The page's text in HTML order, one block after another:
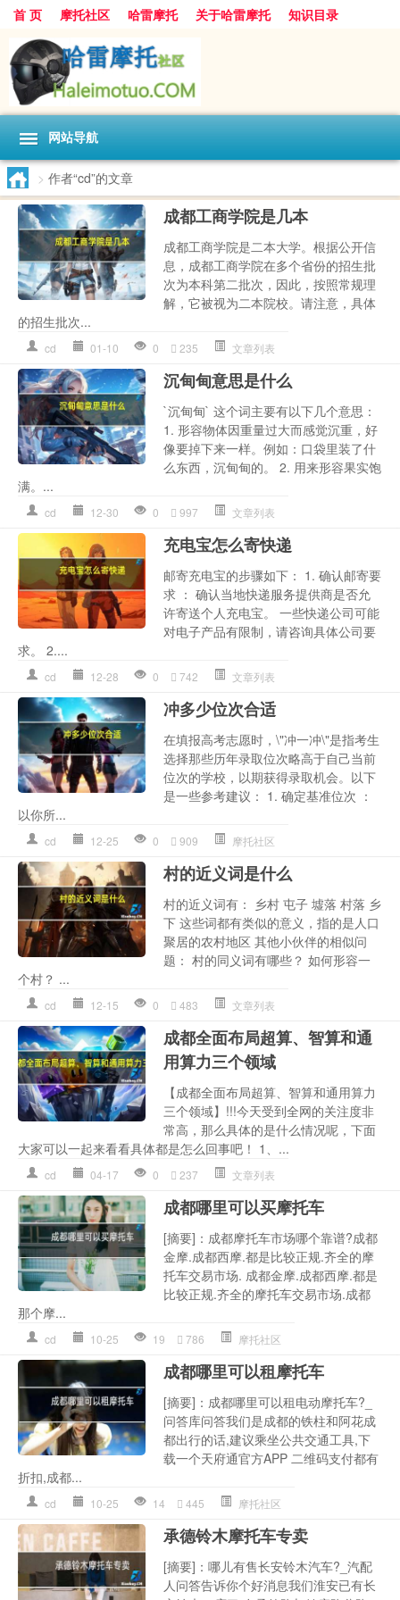
首 页 摩托社区 哈雷摩托 关于哈雷摩托 知识目录
网站导航
> 作者“cd”的文章
成都工商学院是几本
成都工商学院是二本大学。根据公开信
息，成都工商学院在多个省份的招生批
次为本科第二批次，因此，按照常规理
解，它被视为二本院校。请注意，具体
的招生批次...
cd 01-10 0 235 文章列表
沉甸甸意思是什么
`沉甸甸` 这个词主要有以下几个意思：
1. 形容物体因重量过大而感觉沉重，好
像要掉下来一样。例如：口袋里装了什
么东西，沉甸甸的。 2. 用来形容果实饱
满。...
cd 12-30 0 997 文章列表
充电宝怎么寄快递
邮寄充电宝的步骤如下： 1. 确认邮寄要
求 ： 确认当地快递服务提供商是否允
许寄送个人充电宝。 一些快递公司可能
对电子产品有限制，请咨询具体公司要
求。 2....
cd 12-28 0 742 文章列表
冲多少位次合适
在填报高考志愿时，\"冲一冲\"是指考生
选择那些历年录取位次略高于自己当前
位次的学校，以期获得录取机会。以下
是一些参考建议： 1. 确定基准位次 ：
以你所...
cd 12-25 0 909 摩托社区
村的近义词是什么
村的近义词有： 乡村 屯子 墟落 村落 乡
下 这些词都有类似的意义，指的是人口
聚居的农村地区 其他小伙伴的相似问
题： 村的同义词有哪些？ 如何形容一
个村？ ...
cd 12-15 0 483 文章列表
成都全面布局超算、智算和通
用算力三个领域
【成都全面布局超算、智算和通用算力
三个领域】!!!今天受到全网的关注度非
常高，那么具体的是什么情况呢，下面
大家可以一起来看看具体都是怎么回事吧！ 1、...
cd 04-17 0 237 文章列表
成都哪里可以买摩托车
[摘要]：成都摩托车市场哪个靠谱?成都
金摩.成都西摩.都是比较正规.齐全的摩
托车交易市场. 成都金摩.成都西摩.都是
比较正规.齐全的摩托车交易市场.成都
那个摩...
cd 10-25 19 786 摩托社区
成都哪里可以租摩托车
[摘要]：成都哪里可以租电动摩托车?_
问答库问答我们是成都的铁柱和阿花成
都出行的话,建议乘坐公共交通工具,下
载一个天府通官方APP 二维码支付都有
折扣,成都...
cd 10-25 14 445 摩托社区
承德铃木摩托车专卖
[摘要]：哪儿有售长安铃木汽车?_汽配
人问答告诉你个好消息我们淮安已有长